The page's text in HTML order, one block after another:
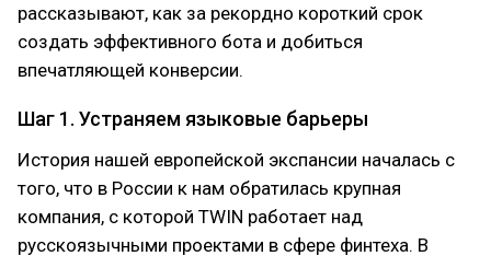
рассказывают, как за рекордно короткий срок
создать эффективного бота и добиться
впечатляющей конверсии.
Шаг 1. Устраняем языковые барьеры
История нашей европейской экспансии началась с
того, что в России к нам обратилась крупная
компания, с которой TWIN работает над
русскоязычными проектами в сфере финтеха. В